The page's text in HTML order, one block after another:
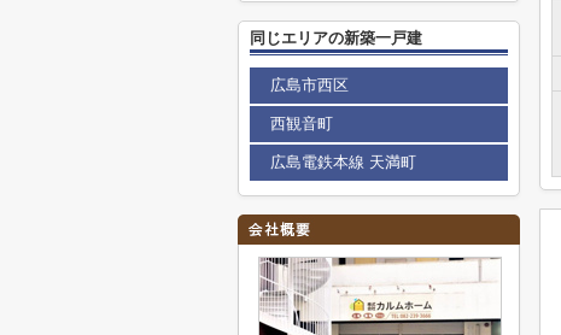
同じエリアの新築一戸建
広島市西区
西観音町
広島電鉄本線 天満町